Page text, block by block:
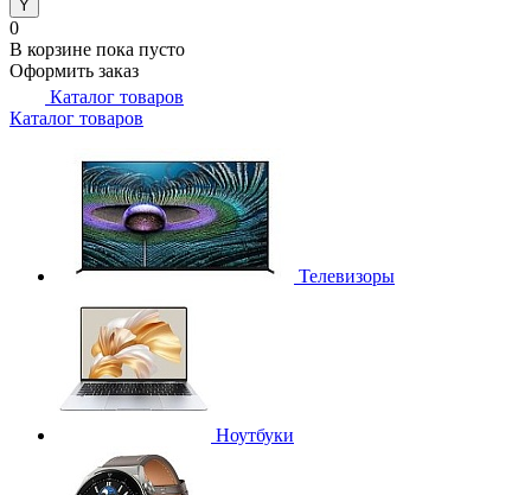
0
В корзине пока пусто
Оформить заказ
Каталог товаров
Каталог товаров
Телевизоры
Ноутбуки